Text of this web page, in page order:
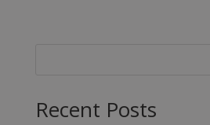
Recent Posts